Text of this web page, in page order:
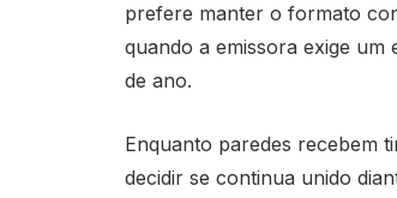
prefere manter o formato
quando a emissora exige um
de ano.
Enquanto paredes recebem
decidir se continua unido